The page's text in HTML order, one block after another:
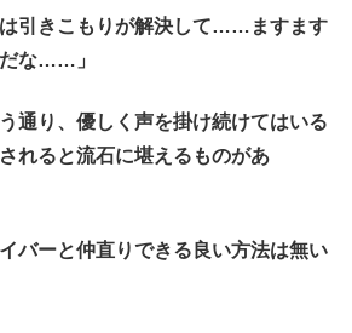
引きこもりが解決して……ますます
な……」
通り、優しく声を掛け続けてはいる
れると流石に堪えるものがあ
バーと仲直りできる良い方法は無い